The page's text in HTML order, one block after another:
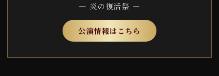
— 炎の復活祭 —
公演情報はこちら